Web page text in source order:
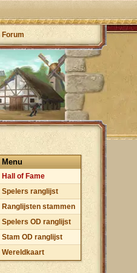
Forum
Menu
Hall of Fame
Spelers ranglijst
Ranglijsten stammen
Spelers OD ranglijst
Stam OD ranglijst
Wereldkaart